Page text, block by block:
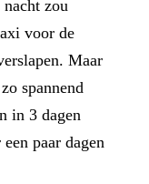
zou
voor de
Maar
spannend
in 3 dagen
paar dagen